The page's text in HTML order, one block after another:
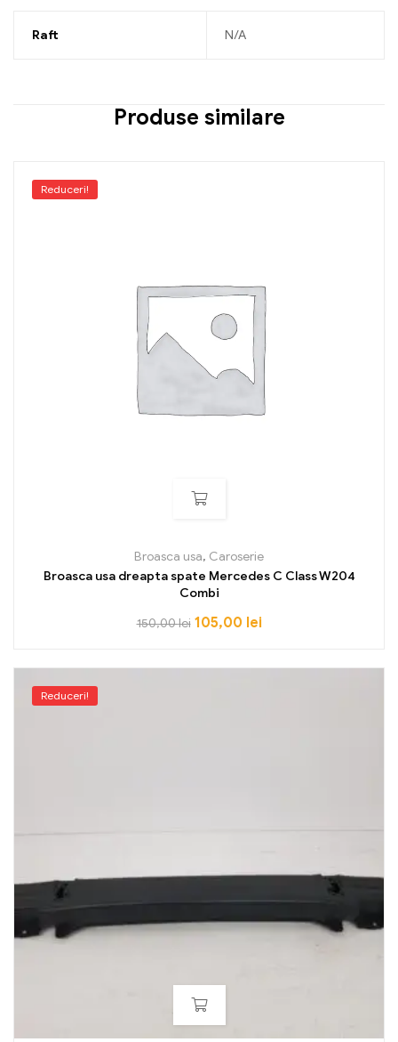
Raft N/A
Produse similare
Reduceri!
Broasca usa, Caroserie
Broasca usa dreapta spate Mercedes C Class W204
Combi
150,00lei 105,00 lei
Reduceri!